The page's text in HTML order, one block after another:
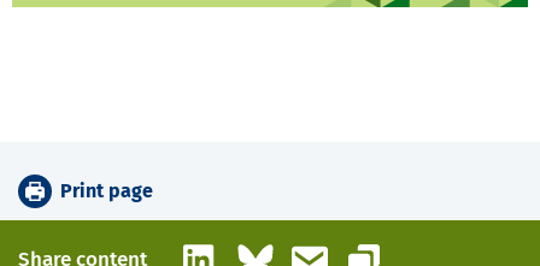
Print page
Share content LinkedInBlueskyEmail